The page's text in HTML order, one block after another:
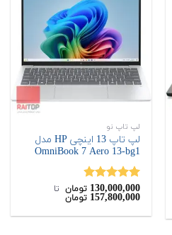
لپ تاپ نو
لپ تاپ 13 اینچی HP مدل
OmniBook 7 Aero 13-bg1
نمره4.88
از 5
130,000,000 تومان ‌ تا ‌
157,800,000 تومان